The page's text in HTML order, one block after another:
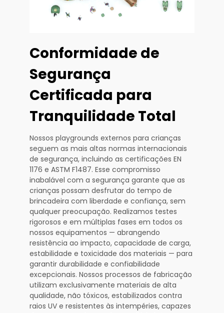
Conformidade de
Segurança
Certificada para
Tranquilidade Total
Nossos playgrounds externos para crianças
seguem as mais altas normas internacionais
de segurança, incluindo as certificações EN
1176 e ASTM F1487. Esse compromisso
inabalável com a segurança garante que as
crianças possam desfrutar do tempo de
brincadeira com liberdade e confiança, sem
qualquer preocupação. Realizamos testes
rigorosos e em múltiplas fases em todos os
nossos equipamentos — abrangendo
resistência ao impacto, capacidade de carga,
estabilidade e toxicidade dos materiais — para
garantir durabilidade e confiabilidade
excepcionais. Nossos processos de fabricação
utilizam exclusivamente materiais de alta
qualidade, não tóxicos, estabilizados contra
raios UV e resistentes às intempéries, capazes